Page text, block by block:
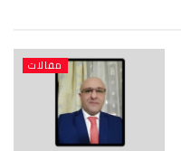
مقالات